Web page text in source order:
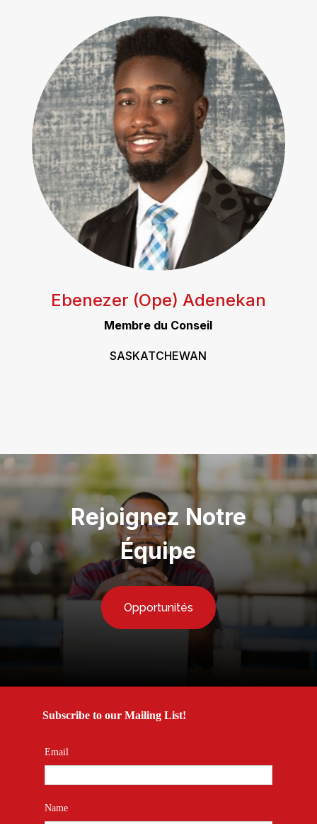
Ebenezer (Ope) Adenekan
Membre du Conseil
SASKATCHEWAN
Rejoignez Notre
Équipe
Opportunités
Subscribe to our Mailing List!
Email
Name